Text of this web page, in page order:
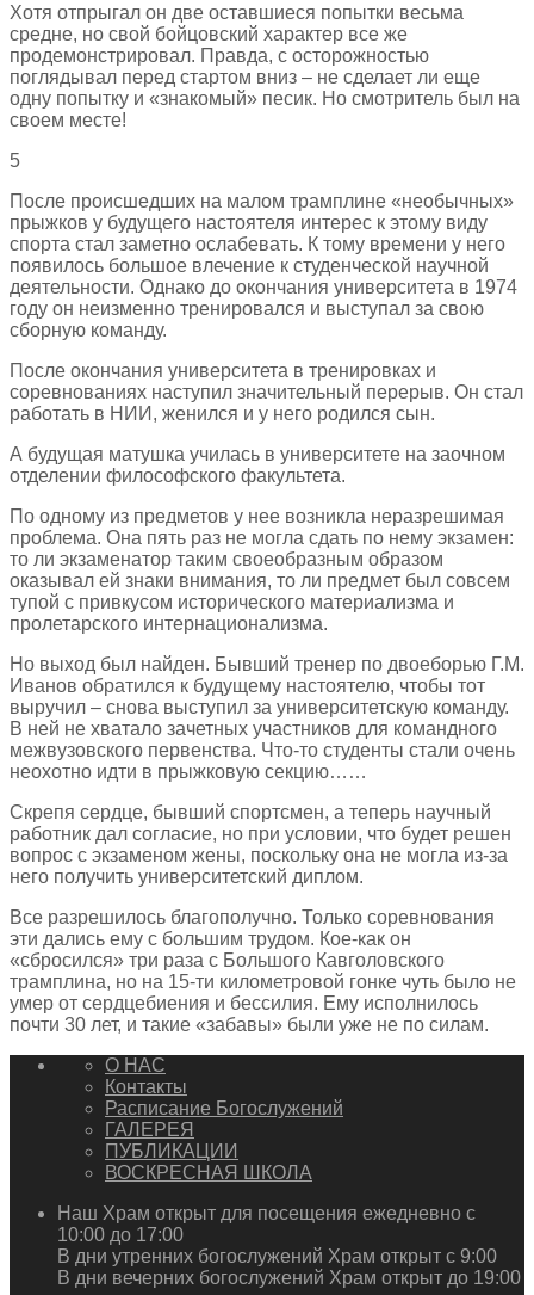
Хотя отпрыгал он две оставшиеся попытки весьма
средне, но свой бойцовский характер все же
продемонстрировал. Правда, с осторожностью
поглядывал перед стартом вниз – не сделает ли еще
одну попытку и «знакомый» песик. Но смотритель был на
своем месте!
5
После происшедших на малом трамплине «необычных»
прыжков у будущего настоятеля интерес к этому виду
спорта стал заметно ослабевать. К тому времени у него
появилось большое влечение к студенческой научной
деятельности. Однако до окончания университета в 1974
году он неизменно тренировался и выступал за свою
сборную команду.
После окончания университета в тренировках и
соревнованиях наступил значительный перерыв. Он стал
работать в НИИ, женился и у него родился сын.
А будущая матушка училась в университете на заочном
отделении философского факультета.
По одному из предметов у нее возникла неразрешимая
проблема. Она пять раз не могла сдать по нему экзамен:
то ли экзаменатор таким своеобразным образом
оказывал ей знаки внимания, то ли предмет был совсем
тупой с привкусом исторического материализма и
пролетарского интернационализма.
Но выход был найден. Бывший тренер по двоеборью Г.М.
Иванов обратился к будущему настоятелю, чтобы тот
выручил – снова выступил за университетскую команду.
В ней не хватало зачетных участников для командного
межвузовского первенства. Что-то студенты стали очень
неохотно идти в прыжковую секцию……
Скрепя сердце, бывший спортсмен, а теперь научный
работник дал согласие, но при условии, что будет решен
вопрос с экзаменом жены, поскольку она не могла из-за
него получить университетский диплом.
Все разрешилось благополучно. Только соревнования
эти дались ему с большим трудом. Кое-как он
«сбросился» три раза с Большого Кавголовского
трамплина, но на 15-ти километровой гонке чуть было не
умер от сердцебиения и бессилия. Ему исполнилось
почти 30 лет, и такие «забавы» были уже не по силам.
О НАС
Контакты
Расписание Богослужений
ГАЛЕРЕЯ
ПУБЛИКАЦИИ
ВОСКРЕСНАЯ ШКОЛА
Наш Храм открыт для посещения ежедневно с
10:00 до 17:00
В дни утренних богослужений Храм открыт с 9:00
В дни вечерних богослужений Храм открыт до 19:00